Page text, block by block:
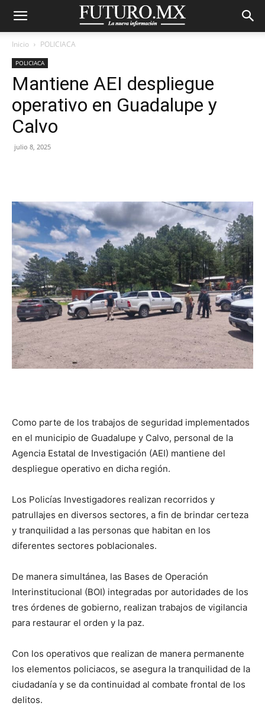
Inicio POLICIACA
POLICIACA
Mantiene AEI despliegue
operativo en Guadalupe y
Calvo
julio 8, 2025
Como parte de los trabajos de seguridad implementados
en el municipio de Guadalupe y Calvo, personal de la
Agencia Estatal de Investigación (AEI) mantiene del
despliegue operativo en dicha región.
Los Policías Investigadores realizan recorridos y
patrullajes en diversos sectores, a fin de brindar certeza
y tranquilidad a las personas que habitan en los
diferentes sectores poblacionales.
De manera simultánea, las Bases de Operación
Interinstitucional (BOI) integradas por autoridades de los
tres órdenes de gobierno, realizan trabajos de vigilancia
para restaurar el orden y la paz.
Con los operativos que realizan de manera permanente
los elementos policiacos, se asegura la tranquilidad de la
ciudadanía y se da continuidad al combate frontal de los
delitos.